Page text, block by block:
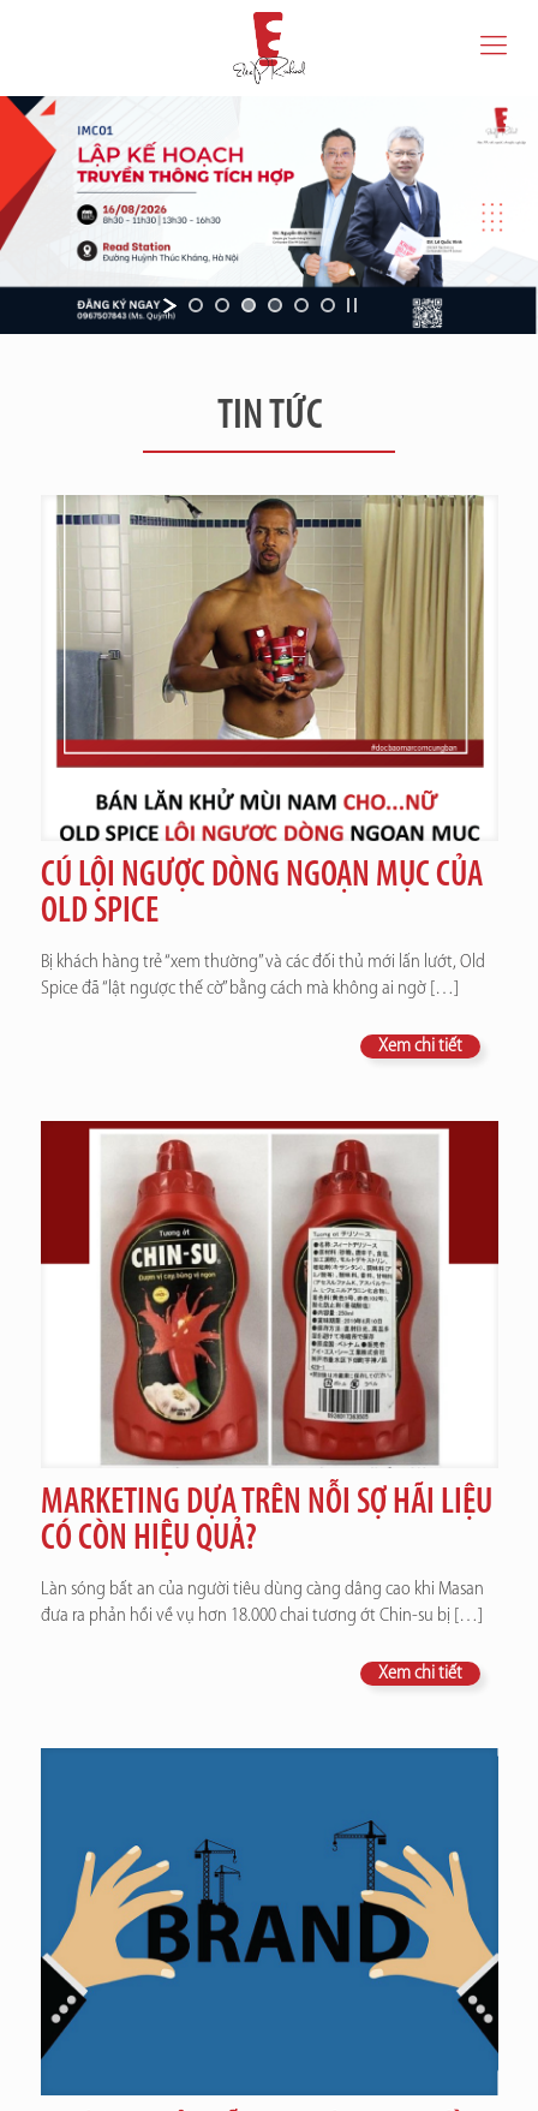
TIN TỨC
CÚ LỘI NGƯỢC DÒNG NGOẠN MỤC CỦA
OLD SPICE
Bị khách hàng trẻ “xem thường” và các đối thủ mới lấn lướt, Old
Spice đã “lật ngược thế cờ” bằng cách mà không ai ngờ[…]
Xem chi tiết
MARKETING DỰA TRÊN NỖI SỢ HÃI LIỆU
CÓ CÒN HIỆU QUẢ?
Làn sóng bất an của người tiêu dùng càng dâng cao khi Masan
đưa ra phản hồi về vụ hơn 18.000 chai tương ớt Chin-su bị […]
Xem chi tiết